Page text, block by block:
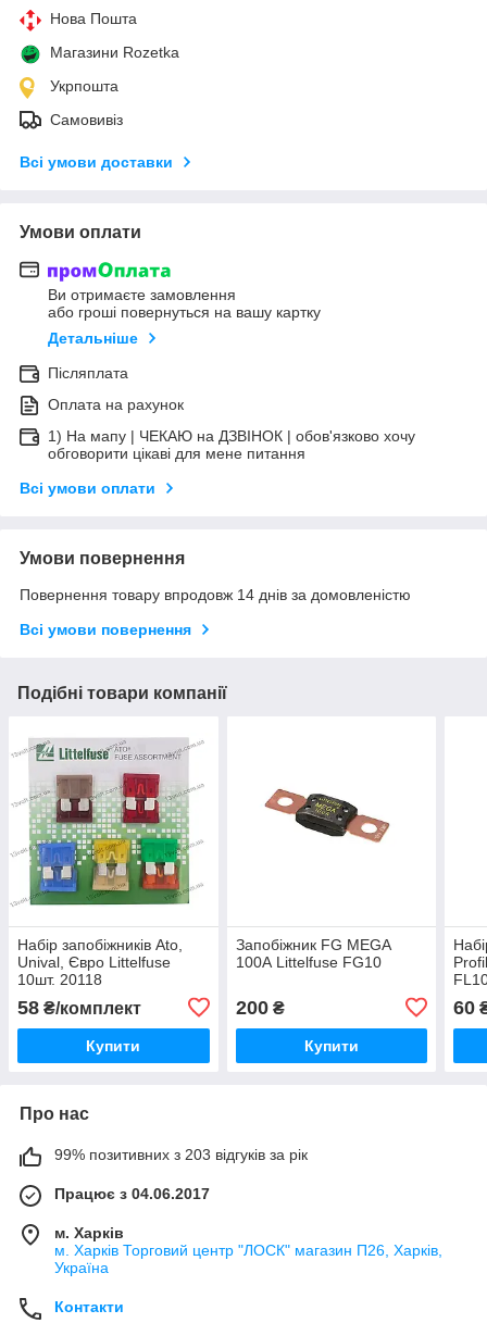
Нова Пошта
Магазини Rozetka
Укрпошта
Самовивіз
Всі умови доставки
Умови оплати
Ви отримаєте замовлення
або гроші повернуться на вашу картку
Детальніше
Післяплата
Оплата на рахунок
1) На мапу | ЧЕКАЮ на ДЗВІНОК | обов'язково хочу
обговорити цікаві для мене питання
Всі умови оплати
Умови повернення
Повернення товару впродовж 14 днів за домовленістю
Всі умови повернення
Подібні товари компанії
Набір запобіжників Ato,
Unival, Євро Littelfuse
10шт. 20118
58 ₴/комплект
Купити
Запобіжник FG MEGA
100А Littelfuse FG10
200₴
Купити
60
Про нас
99% позитивних з 203 відгуків за рік
Працює з 04.06.2017
м. Харків
м. Харків Торговий центр "ЛОСК" магазин П26, Харків,
Україна
Контакти